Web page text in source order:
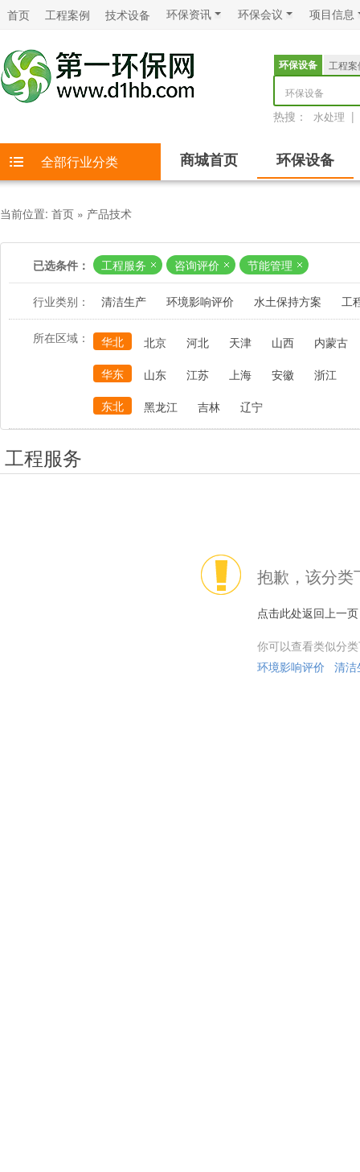
首页 工程案例 技术设备 环保资讯 环保会议 项目信息
环保设备
工程案
环保设备
热搜： 水处理 |
全部行业分类 商城首页 环保设备
当前位置: 首页 » 产品技术
已选条件： 工程服务 咨询评价 节能管理
行业类别： 清洁生产 环境影响评价 水土保持方案 工
所在区域： 华北 北京 河北 天津 山西
内蒙古
华东
山东 江苏 上海 安徽
浙江
东北
黑龙江 吉林 辽宁
工程服务
抱歉，该分类
点击此处返回上一页
你可以查看类似分
环境影响评价
清洁